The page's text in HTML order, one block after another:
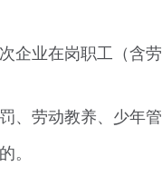
企业在岗职工（含
、劳动教养、少年管
。